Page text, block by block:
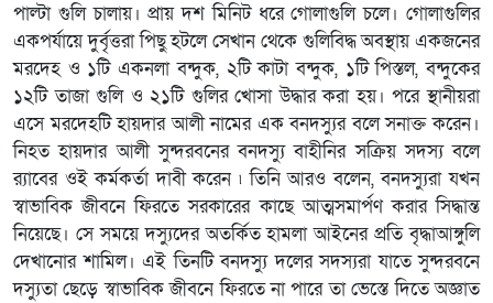
পাল্টা গুলি চালায়। প্রায় দশ মিনিট ধরে গোলাগুলি চলে। গোলাগুলির
একপর্যায়ে দুর্বৃত্তরা পিছু হটলে সেখান থেকে গুলিবিদ্ধ অবস্থায় একজনের
মরদেহ ও ১টি একনলা বন্দুক, ২টি কাটা বন্দুক, ১টি পিস্তল, বন্দুকের
১২টি তাজা গুলি ও ২১টি গুলির খোসা উদ্ধার করা হয়। পরে স্থানীয়রা
এসে মরদেহটি হায়দার আলী নামের এক বনদস্যুর বলে সনাক্ত করেন।
নিহত হায়দার আলী সুন্দরবনের বনদস্যু বাহীনির সক্রিয় সদস্য বলে
র‌্যাবের ওই কর্মকর্তা দাবী করেন ৷ তিনি আরও বলেন, বনদস্যুরা যখন
স্বাভাবিক জীবনে ফিরতে সরকারের কাছে আত্মসমার্পণ করার সিদ্ধান্ত
নিয়েছে। সে সময়ে দস্যুদের অতর্কিত হামলা আইনের প্রতি বৃদ্ধাআঙ্গুলি
দেখানোর শামিল। এই তিনটি বনদস্যু দলের সদস্যরা যাতে সুন্দরবনে
দস্যুতা ছেড়ে স্বাভাবিক জীবনে ফিরতে না পারে তা ভেস্তে দিতে অজ্ঞাত